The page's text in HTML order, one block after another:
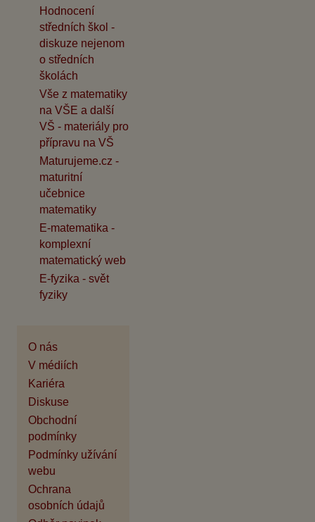
Hodnocení
středních škol -
diskuze nejenom
o středních
školách
Vše z matematiky
na VŠE a další
VŠ - materiály pro
přípravu na VŠ
Maturujeme.cz -
maturitní
učebnice
matematiky
E-matematika -
komplexní
matematický web
E-fyzika - svět
fyziky
O nás
V médiích
Kariéra
Diskuse
Obchodní
podmínky
Podmínky užívání
webu
Ochrana
osobních údajů